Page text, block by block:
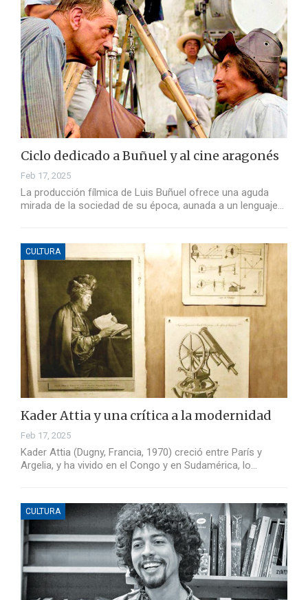
Ciclo dedicado a Buñuel y al cine aragonés
Feb 17, 2025
La producción fílmica de Luis Buñuel ofrece una aguda
mirada de la sociedad de su época, aunada a un lenguaje…
CULTURA
Kader Attia y una crítica a la modernidad
Feb 17, 2025
Kader Attia (Dugny, Francia, 1970) creció entre París y
Argelia, y ha vivido en el Congo y en Sudamérica, lo…
CULTURA